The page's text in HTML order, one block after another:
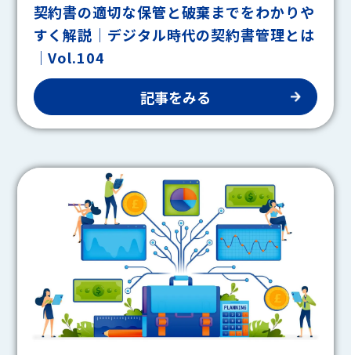
契約書の適切な保管と破棄までをわかりや
すく解説｜デジタル時代の契約書管理とは
｜Vol.104
記事をみる